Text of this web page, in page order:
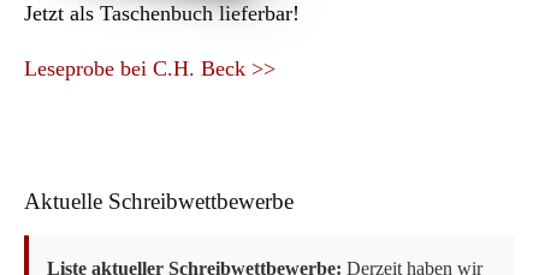
Jetzt als Taschenbuch lieferbar!
Leseprobe bei C.H. Beck >>
Aktuelle Schreibwettbewerbe
Liste aktueller Schreibwettbewerbe: Derzeit haben wir